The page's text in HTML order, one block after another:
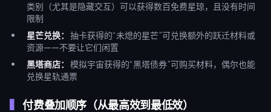
类别（尤其是隐藏交互）可以获得数百免费星琼，且没有时间
限制
星芒兑换：
抽卡获得的“未熄的星芒”可兑换额外的跃迁材料或
资源——不要让它们闲置
黑塔商店：
模拟宇宙获得的“黑塔债券”可购买材料，偶尔也能
兑换星轨通票
付费叠加顺序（从最高效到最低效）